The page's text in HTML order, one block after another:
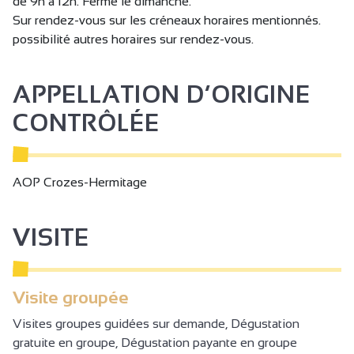
Sur rendez-vous sur les créneaux horaires mentionnés.
possibilité autres horaires sur rendez-vous.
APPELLATION D’ORIGINE
CONTRÔLÉE
AOP Crozes-Hermitage
VISITE
Visite groupée
Visites groupes guidées sur demande, Dégustation
gratuite en groupe, Dégustation payante en groupe